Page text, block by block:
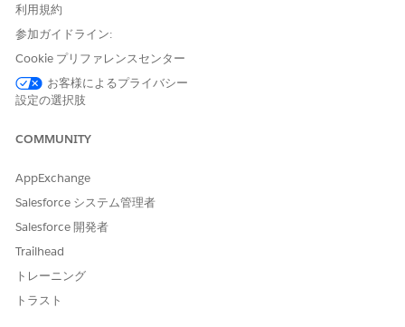
Drag the
tab.
Click Save.
To view the list of Vlocity Actions associated with your
search widget, click
利用規約
参加ガイドライン:
Cookie プリファレンスセンター
お客様によるプライバシー
設定の選択肢
COMMUNITY
AppExchange
Salesforce システム管理者
Salesforce 開発者
Trailhead
トレーニング
トラスト